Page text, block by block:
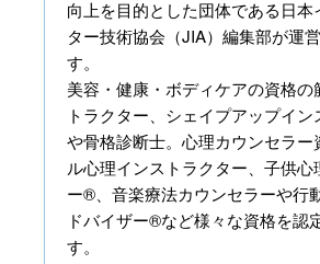
向上を目的とした団体である日本
ター技術協会（JIA）編集部が運
す。
美容・健康・ボディケアの資格の
トラクター、シェイプアップイ
や骨格診断士。心理カウンセラー
ル心理インストラクター、子供心
ー®、音楽療法カウンセラーや行
ドバイザー®など様々な資格を認
す。